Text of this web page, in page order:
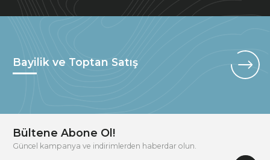
Bayilik ve Toptan Satış
Bültene Abone Ol!
Güncel kampanya ve indirimlerden haberdar olun.